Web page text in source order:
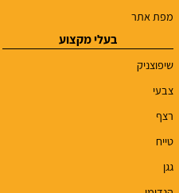
מפת אתר
בעלי מקצוע
שיפוצניק
צבעי
רצף
טייח
גגן